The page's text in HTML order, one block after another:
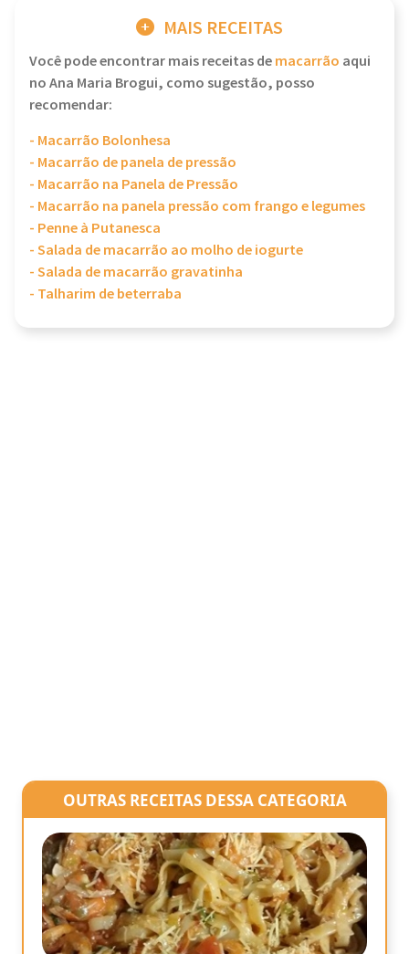
MAIS RECEITAS
Você pode encontrar mais receitas demacarrão aqui
no Ana Maria Brogui, como sugestão, posso
recomendar:
- Macarrão Bolonhesa
- Macarrão de panela de pressão
- Macarrão na Panela de Pressão
- Macarrão na panela pressão com frango e legumes
- Penne à Putanesca
- Salada de macarrão ao molho de iogurte
- Salada de macarrão gravatinha
- Talharim de beterraba
OUTRAS RECEITAS DESSA CATEGORIA